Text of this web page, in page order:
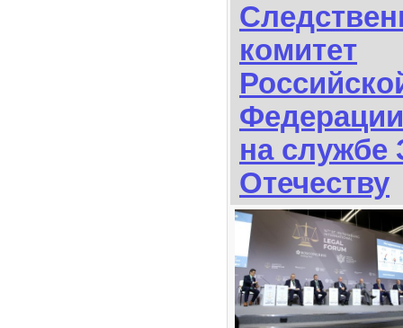
комитет
на службе
Отечеству